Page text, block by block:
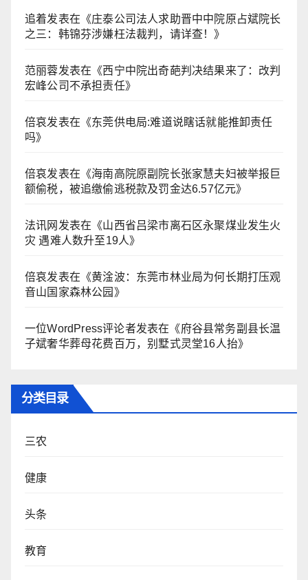
追着发表在《庄泰公司法人求助晋中中院原占斌院长
之三：韩锦芬涉嫌枉法裁判，请详查！ 》
范丽蓉发表在《西宁中院出奇葩判决结果来了：改判
宏峰公司不承担责任》
倍哀发表在《东莞供电局:难道说瞎话就能推卸责任
吗》
倍哀发表在《海南高院原副院长张家慧夫妇被举报巨
额偷税，被追缴偷逃税款及罚金达6.57亿元》
法讯网 发表在《山西省吕梁市离石区永聚煤业发生火
灾 遇难人数升至19人》
倍哀发表在《黄淦波：东莞市林业局为何长期打压观
音山国家森林公园 》
一位WordPress评论者发表在《府谷县常务副县长温
子斌奢华葬母花费百万，别墅式灵堂16人抬》
分类目录
三农
健康
头条
教育